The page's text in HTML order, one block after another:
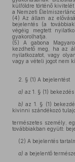
külföldre történő
a Nemzeti
(4) Az állam az
bejelentés (a
végéig megtett
gyakorolhatja.
(5) A gabona
kezdhető meg, ha az
nyilatkozatot, vagy
vagy a vételi jogot nem
2. § (1) A bejelentést
a) az 1. § (1)
b) az 1. § (1)
kivinni szándékozó
természetes személy,
továbbiakban együtt:
(2) A bejelentés
a) a bejelentő